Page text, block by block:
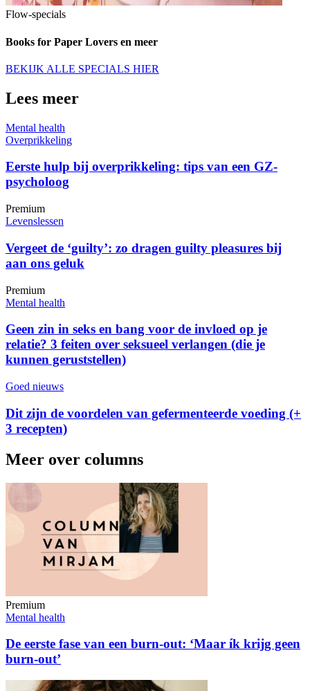
Flow-specials
Books for Paper Lovers en meer
BEKIJK ALLE SPECIALS HIER
Lees meer
Mental health
Overprikkeling
Eerste hulp bij overprikkeling: tips van een GZ-
psycholoog
Premium
Levenslessen
Vergeet de ‘guilty’: zo dragen guilty pleasures bij
aan ons geluk
Premium
Mental health
Geen zin in seks en bang voor de invloed op je
relatie? 3 feiten over seksueel verlangen (die je
kunnen geruststellen)
Goed nieuws
Dit zijn de voordelen van gefermenteerde voeding (+
3 recepten)
Meer over columns
Premium
Mental health
De eerste fase van een burn-out: ‘Maar ík krijg geen
burn-out’